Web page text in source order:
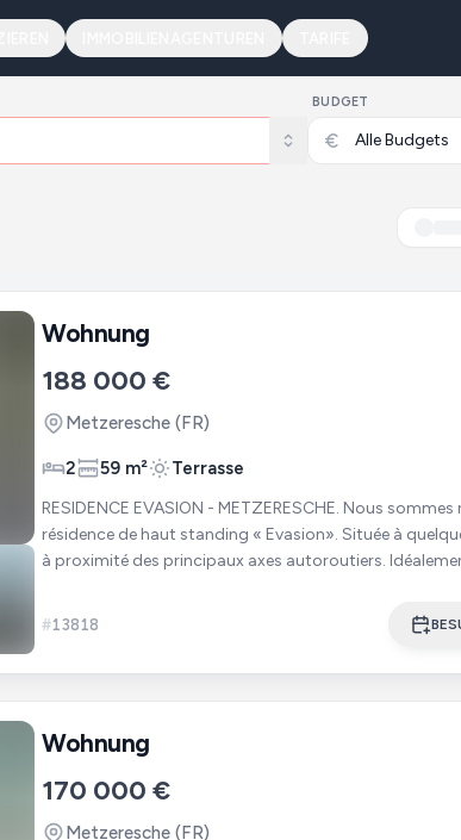
BUDGET
Alle Budgets
Wohnung
188 000 €
Metzeresche (FR)
2 59 m² Terrasse
RESIDENCE EVASION - METZERESCHE. Nous sommes ravis de vous présenter la
résidence de haut standing « Evasion». Située à
à proximité des principaux axes autoroutiers.
#13818
Wohnung
170 000 €
Metzeresche (FR)